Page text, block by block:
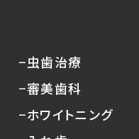
−虫歯治療
−審美歯科
−ホワイトニング